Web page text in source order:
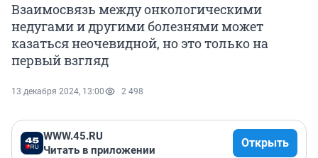
Взаимосвязь между онкологическими
недугами и другими болезнями может
казаться неочевидной, но это только на
первый взгляд
13 декабря 2024, 13:00 2 498
WWW.45.RU
Читать в приложении
Открыть